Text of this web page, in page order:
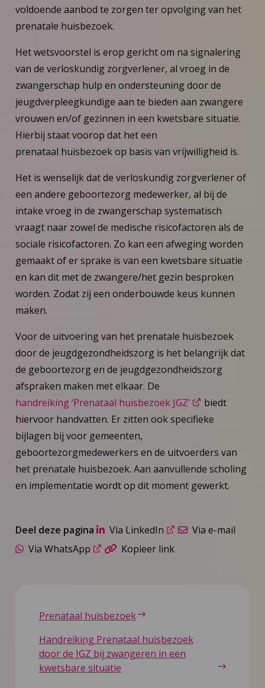
voldoende aanbod te zorgen ter opvolging van het
prenatale huisbezoek.
Het wetsvoorstel is erop gericht om na signalering
van de verloskundig zorgverlener, al vroeg in de
zwangerschap hulp en ondersteuning door de
jeugdverpleegkundige aan te bieden aan zwangere
vrouwen en/of gezinnen in een kwetsbare situatie.
Hierbij staat voorop dat het een
prenataal huisbezoek op basis van vrijwilligheid is.
Het is wenselijk dat de verloskundig zorgverlener of
een andere geboortezorg medewerker, al bij de
intake vroeg in de zwangerschap systematisch
vraagt naar zowel de medische risicofactoren als de
sociale risicofactoren. Zo kan een afweging worden
gemaakt of er sprake is van een kwetsbare situatie
en kan dit met de zwangere/het gezin besproken
worden. Zodat zij een onderbouwde keus kunnen
maken.
Voor de uitvoering van het prenatale huisbezoek
door de jeugdgezondheidszorg is het belangrijk dat
de geboortezorg en de jeugdgezondheidszorg
afspraken maken met elkaar. De
handreiking ‘Prenataal huisbezoek JGZ’
biedt
hiervoor handvatten. Er zitten ook specifieke
bijlagen bij voor gemeenten,
geboortezorgmedewerkers en de uitvoerders van
het prenatale huisbezoek. Aan aanvullende scholing
en implementatie wordt op dit moment gewerkt.
Deel deze pagina Via LinkedIn
Via e-mail
Via WhatsApp
Kopieer link
Prenataal huisbezoek
Handreiking Prenataal huisbezoek
door de JGZ bij zwangeren in een
kwetsbare situatie